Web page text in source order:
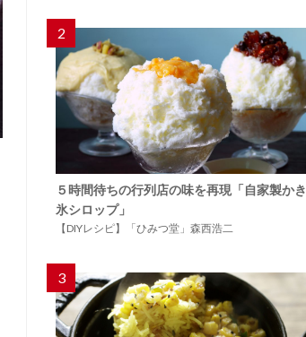
2
５時間待ちの行列店の味を再現「自家製かき
氷シロップ」
【DIYレシピ】「ひみつ堂」森西浩二
3